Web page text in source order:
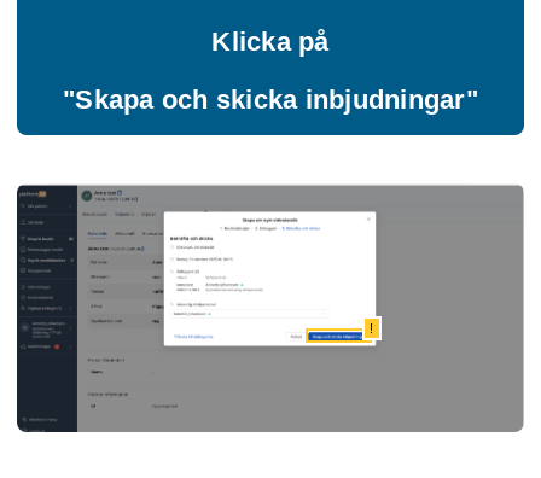
Klicka på
"Skapa och skicka inbjudningar"
!